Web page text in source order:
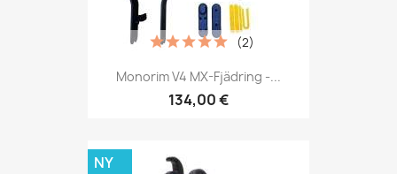
Monorim V4 MX-Fjädring -...
134,00 €
(2)
NY